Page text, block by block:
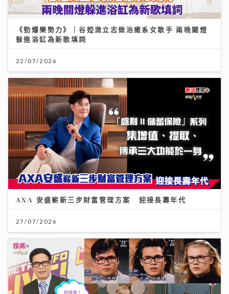
《勁爆樂勢力》｜谷婭溦立志做治癒系女歌手 兩晚關燈
躲進浴缸為新歌填詞
22/07/2026
AXA 安盛嶄新三步財富管理方案 迎接長壽年代
27/07/2026